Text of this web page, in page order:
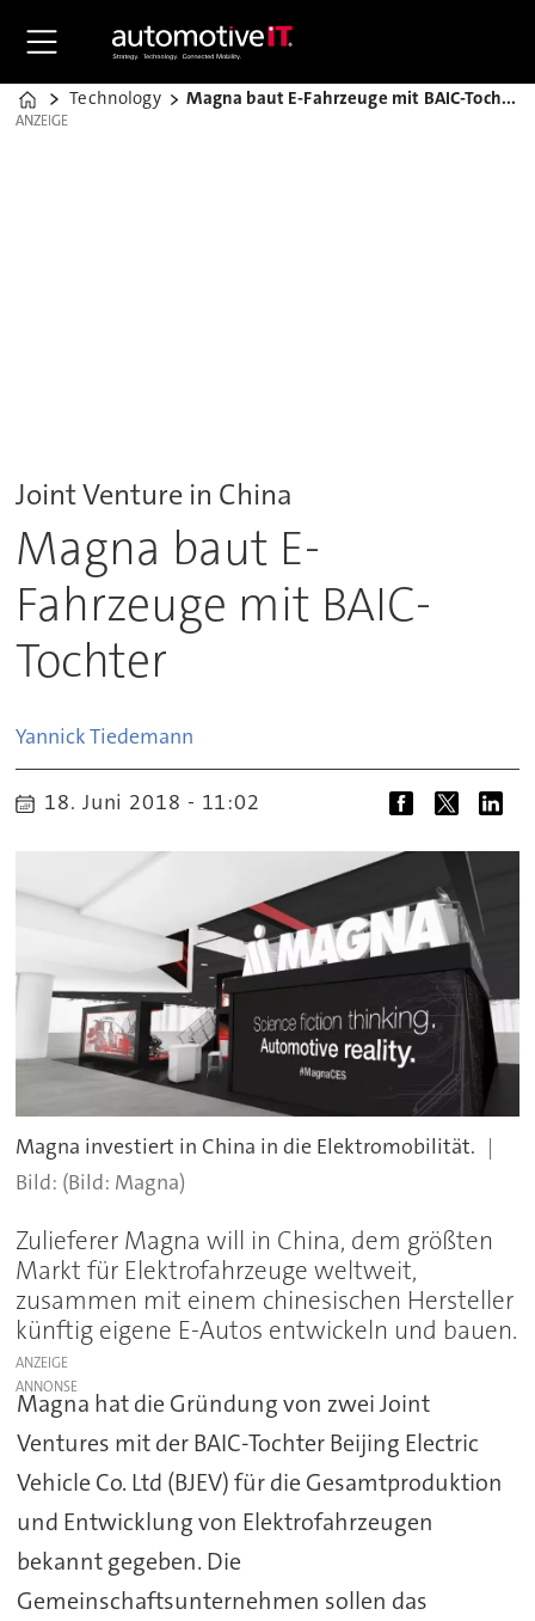
Home
Technology Magna baut E-Fahrzeuge mit BAIC-Tochter
ANZEIGE
ANZEIGE
Joint Venture in China
Magna baut E-
Fahrzeuge mit BAIC-
Tochter
YannickTiedemann
18. Juni 2018 - 11:02
Magna investiert in China in die Elektromobilität.
(Bild: Magna)
Zulieferer Magna will in China, dem größten
Markt für Elektrofahrzeuge weltweit,
zusammen mit einem chinesischen Hersteller
künftig eigene E-Autos entwickeln und bauen.
ANZEIGE
Magna hat die Gründung von zwei Joint
Ventures mit der BAIC-Tochter Beijing Electric
Vehicle Co. Ltd (BJEV) für die Gesamtproduktion
und Entwicklung von Elektrofahrzeugen
bekannt gegeben. Die
Gemeinschaftsunternehmen sollen das